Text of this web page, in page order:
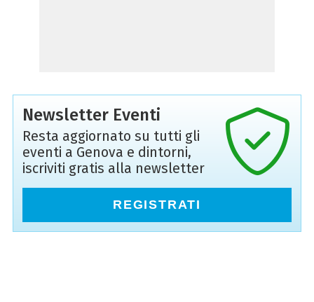
Newsletter Eventi
Resta aggiornato su tutti gli
eventi a Genova e dintorni,
iscriviti gratis alla newsletter
REGISTRATI